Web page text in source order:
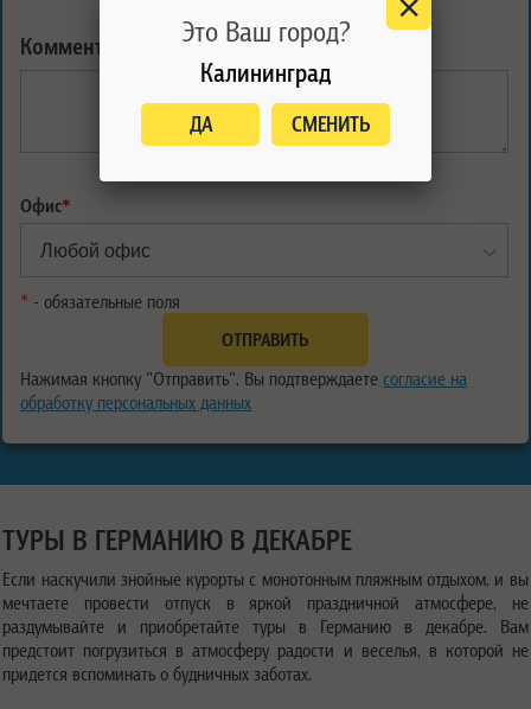
Комментарий:
Офис*
* - обязательные поля
Нажимая кнопку "Отправить", Вы подтверждаете согласие на
обработку персональных данных
ТУРЫ В ГЕРМАНИЮ В ДЕКАБРЕ
Если наскучили знойные курорты с монотонным пляжным отдыхом, и вы
мечтаете провести отпуск в яркой праздничной атмосфере, не
раздумывайте и приобретайте туры в Германию в декабре. Вам
предстоит погрузиться в атмосферу радости и веселья, в которой не
придется вспоминать о будничных заботах.
Это Ваш город?
Калининград
ДА СМЕНИТЬ